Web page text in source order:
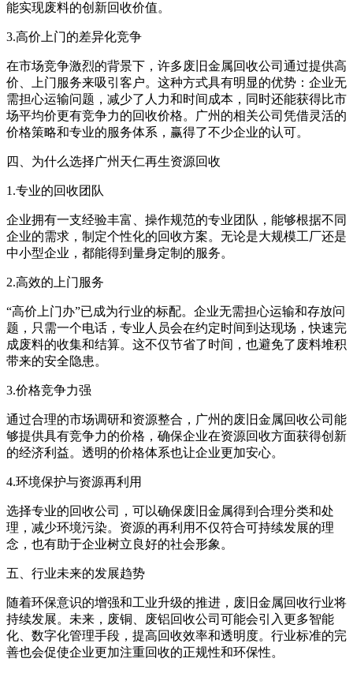
能实现废料的创新回收价值。
3.高价上门的差异化竞争
在市场竞争激烈的背景下，许多废旧金属回收公司通过提供高
价、上门服务来吸引客户。这种方式具有明显的优势：企业无
需担心运输问题，减少了人力和时间成本，同时还能获得比市
场平均价更有竞争力的回收价格。广州的相关公司凭借灵活的
价格策略和专业的服务体系，赢得了不少企业的认可。
四、为什么选择广州天仁再生资源回收
1.专业的回收团队
企业拥有一支经验丰富、操作规范的专业团队，能够根据不同
企业的需求，制定个性化的回收方案。无论是大规模工厂还是
中小型企业，都能得到量身定制的服务。
2.高效的上门服务
“高价上门办”已成为行业的标配。企业无需担心运输和存放问
题，只需一个电话，专业人员会在约定时间到达现场，快速完
成废料的收集和结算。这不仅节省了时间，也避免了废料堆积
带来的安全隐患。
3.价格竞争力强
通过合理的市场调研和资源整合，广州的废旧金属回收公司能
够提供具有竞争力的价格，确保企业在资源回收方面获得创新
的经济利益。透明的价格体系也让企业更加安心。
4.环境保护与资源再利用
选择专业的回收公司，可以确保废旧金属得到合理分类和处
理，减少环境污染。资源的再利用不仅符合可持续发展的理
念，也有助于企业树立良好的社会形象。
五、行业未来的发展趋势
随着环保意识的增强和工业升级的推进，废旧金属回收行业将
持续发展。未来，废铜、废铝回收公司可能会引入更多智能
化、数字化管理手段，提高回收效率和透明度。行业标准的完
善也会促使企业更加注重回收的正规性和环保性。